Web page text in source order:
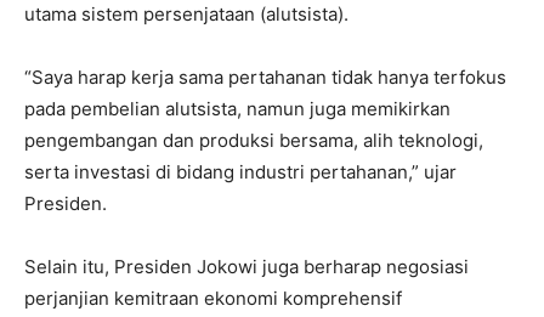
utama sistem persenjataan (alutsista).
“Saya harap kerja sama pertahanan tidak hanya terfokus
pada pembelian alutsista, namun juga memikirkan
pengembangan dan produksi bersama, alih teknologi,
serta investasi di bidang industri pertahanan,” ujar
Presiden.
Selain itu, Presiden Jokowi juga berharap negosiasi
perjanjian kemitraan ekonomi komprehensif